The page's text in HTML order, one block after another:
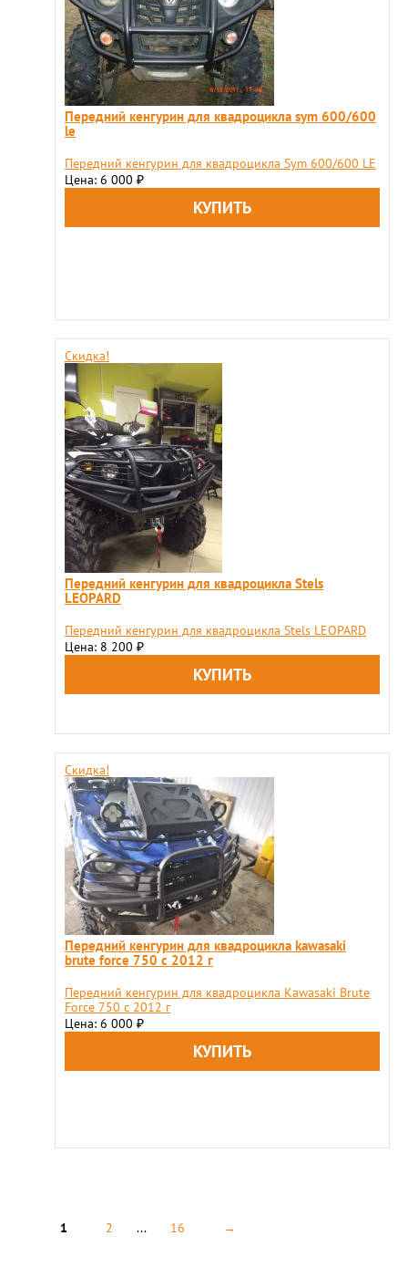
Передний кенгурин для квадроцикла sym 600/600
le
Передний кенгурин для квадроцикла Sym 600/600 LE
Цена: 6 000 ₽
Скидка!
Передний кенгурин для квадроцикла Stels
LEOPARD
Передний кенгурин для квадроцикла Stels LEOPARD
Цена: 8 200 ₽
Скидка!
Передний кенгурин для квадроцикла kawasaki
brute force 750 с 2012 г
Передний кенгурин для квадроцикла Kawasaki Brute
Force 750 с 2012 г
Цена: 6 000 ₽
1 2 ... 16 →